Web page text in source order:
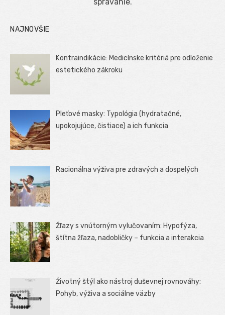
NAJNOVŠIE
Kontraindikácie: Medicínske kritériá pre odloženie
estetického zákroku
Pleťové masky: Typológia (hydratačné,
upokojujúce, čistiace) a ich funkcia
Racionálna výživa pre zdravých a dospelých
Žľazy s vnútorným vylučovaním: Hypofýza,
štítna žľaza, nadobličky – funkcia a interakcia
Životný štýl ako nástroj duševnej rovnováhy:
Pohyb, výživa a sociálne väzby